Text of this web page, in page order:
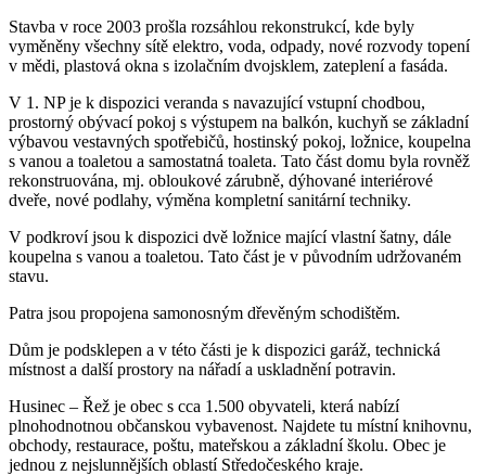
Stavba v roce 2003 prošla rozsáhlou rekonstrukcí, kde byly
vyměněny všechny sítě elektro, voda, odpady, nové rozvody topení
v mědi, plastová okna s izolačním dvojsklem, zateplení a fasáda.
V 1. NP je k dispozici veranda s navazující vstupní chodbou,
prostorný obývací pokoj s výstupem na balkón, kuchyň se základní
výbavou vestavných spotřebičů, hostinský pokoj, ložnice, koupelna
s vanou a toaletou a samostatná toaleta. Tato část domu byla rovněž
rekonstruována, mj. obloukové zárubně, dýhované interiérové
dveře, nové podlahy, výměna kompletní sanitární techniky.
V podkroví jsou k dispozici dvě ložnice mající vlastní šatny, dále
koupelna s vanou a toaletou. Tato část je v původním udržovaném
stavu.
Patra jsou propojena samonosným dřevěným schodištěm.
Dům je podsklepen a v této části je k dispozici garáž, technická
místnost a další prostory na nářadí a uskladnění potravin.
Husinec – Řež je obec s cca 1.500 obyvateli, která nabízí
plnohodnotnou občanskou vybavenost. Najdete tu místní knihovnu,
obchody, restaurace, poštu, mateřskou a základní školu. Obec je
jednou z nejslunnějších oblastí Středočeského kraje.